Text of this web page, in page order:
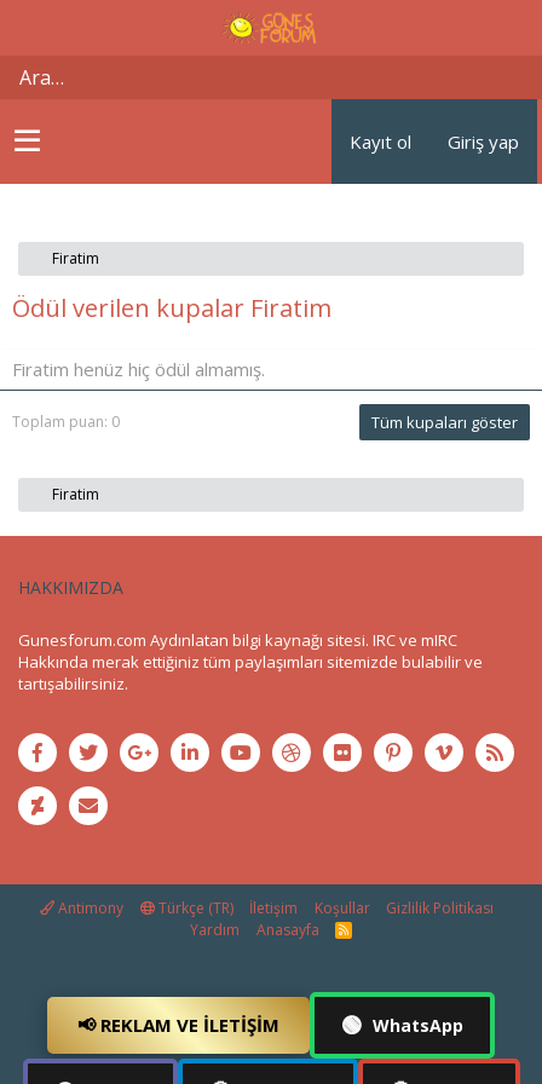
Kayıt ol Giriş yap
Firatim
Ödül verilen kupalar Firatim
Firatim henüz hiç ödül almamış.
Toplam puan: 0 Tüm kupaları göster
Firatim
HAKKIMIZDA
Gunesforum.com Aydınlatan bilgi kaynağı sitesi. IRC ve mIRC
Hakkında merak ettiğiniz tüm paylaşımları sitemizde bulabilir ve
tartışabilirsiniz.
Antimony Türkçe (TR) İletişim Koşullar
Gizlilik Politikası
Yardım
Anasayfa
R
S
📢 REKLAM VE İLETIŞIM 🟢 WhatsApp